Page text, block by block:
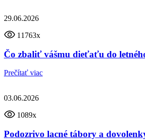
29.06.2026
11763x
Čo zbaliť vášmu dieťaťu do
Prečítať viac
03.06.2026
1089x
Podozrivo lacné tábory a